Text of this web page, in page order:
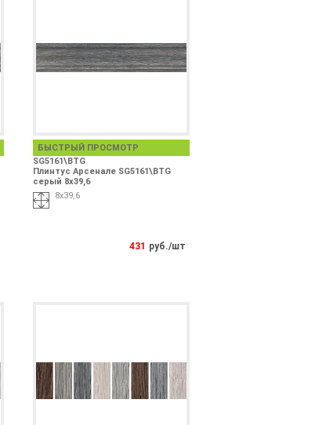
БЫСТРЫЙ ПРОСМОТР
SG5161\BTG
Плинтус Арсенале SG5161\BTG
серый 8х39,6
8х39,6
431 руб./шт